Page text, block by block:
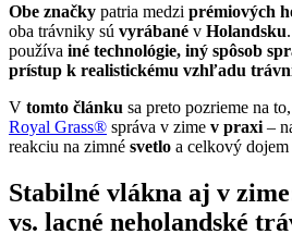
Obe značky patria medzi prémiových
oba trávniky sú vyrábané v Holandsku
používa iné technológie, iný spôsob
prístup k realistickému vzhľadu
V tomto článku sa preto pozrieme na
Royal Grass® správa v zime v praxi –
reakciu na zimné svetlo a celkový
Stabilné vlákna aj v
vs. lacné neholandské